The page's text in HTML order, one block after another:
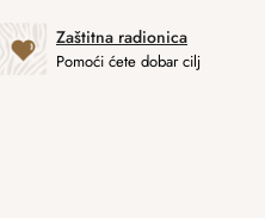
Zaštitna radionica
Pomoći ćete dobar cilj